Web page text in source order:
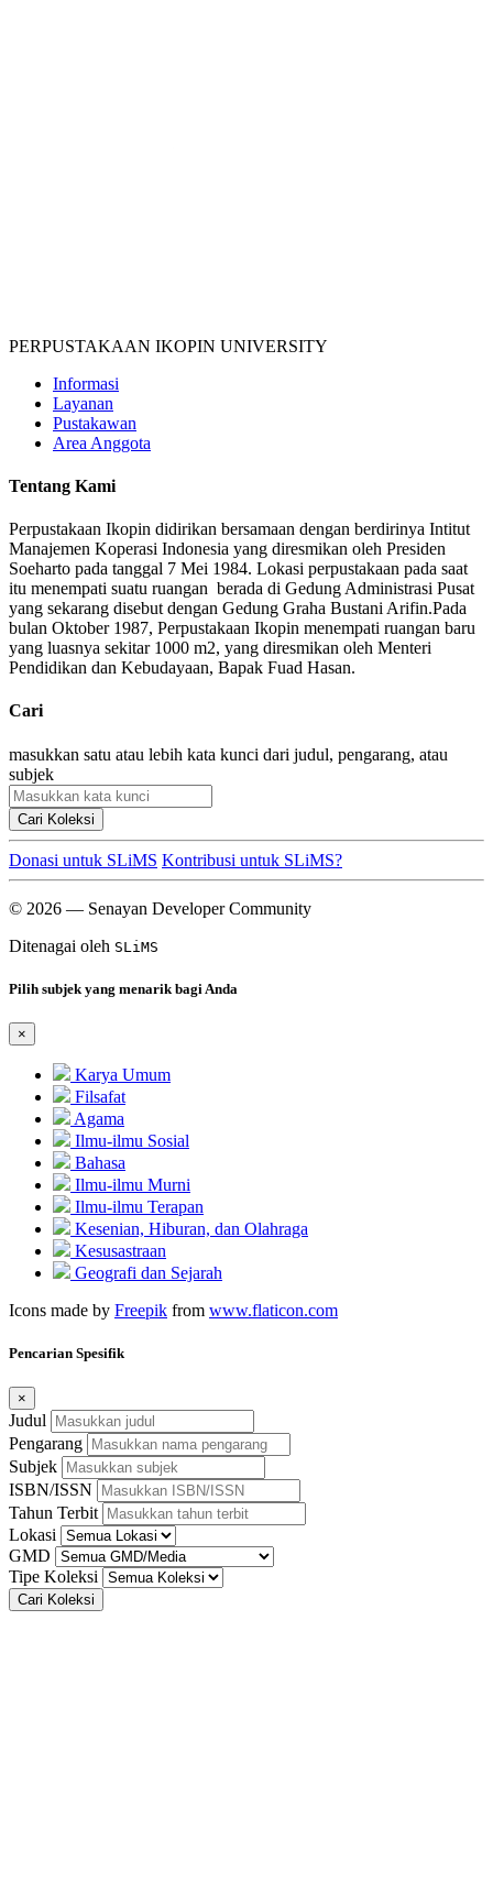
PERPUSTAKAAN IKOPIN UNIVERSITY
Informasi
Layanan
Pustakawan
Area Anggota
Tentang Kami
Perpustakaan Ikopin didirikan bersamaan dengan berdirinya Intitut
Manajemen Koperasi Indonesia yang diresmikan oleh Presiden
Soeharto pada tanggal 7 Mei 1984. Lokasi perpustakaan pada saat
itu menempati suatu ruangan berada di Gedung Administrasi Pusat
yang sekarang disebut dengan Gedung Graha Bustani Arifin.Pada
bulan Oktober 1987, Perpustakaan Ikopin menempati ruangan baru
yang luasnya sekitar 1000 m2, yang diresmikan oleh Menteri
Pendidikan dan Kebudayaan, Bapak Fuad Hasan.
Cari
masukkan satu atau lebih kata kunci dari judul, pengarang, atau
subjek
Cari Koleksi
Donasi untuk SLiMS Kontribusi untuk SLiMS?
© 2026 — Senayan Developer Community
Ditenagai oleh SLiMS
Pilih subjek yang menarik bagi Anda
×
Karya Umum
Filsafat
Agama
Ilmu-ilmu Sosial
Bahasa
Ilmu-ilmu Murni
Ilmu-ilmu Terapan
Kesenian, Hiburan, dan Olahraga
Kesusastraan
Geografi dan Sejarah
Icons made by Freepik from www.flaticon.com
Pencarian Spesifik
×
Judul
Pengarang
Subjek
ISBN/ISSN
Tahun Terbit
Lokasi
GMD
Tipe Koleksi
Cari Koleksi